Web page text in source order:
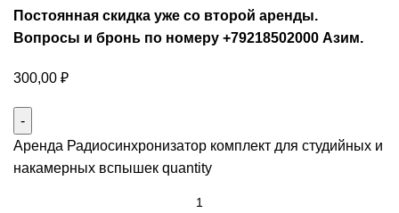
Постоянная скидка уже со второй аренды.
Вопросы и бронь по номеру +79218502000 Азим.
300,00 ₽
Аренда Радиосинхронизатор комплект для студийных и
накамерных вспышек quantity